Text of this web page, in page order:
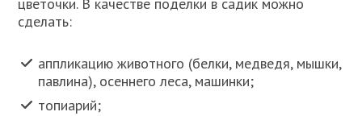
сделать:
аппликацию животного (белки, медведя, мышки,
павлина), осеннего леса, машинки;
топиарий;